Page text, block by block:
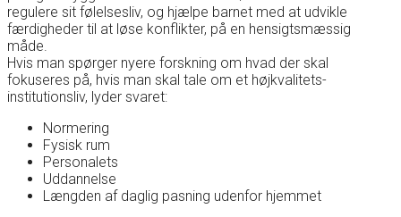
regulere sit følelsesliv, og hjælpe barnet med at udvikle
færdigheder til at løse konflikter, på en hensigtsmæssig
måde.
Hvis man spørger nyere forskning om hvad der skal
fokuseres på, hvis man skal tale om et højkvalitets-
institutionsliv, lyder svaret:
Normering
Fysisk rum
Personalets
Uddannelse
Længden af daglig pasning udenfor hjemmet